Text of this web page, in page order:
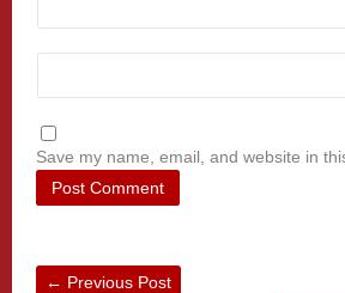
Save my name, email, and website in
← Previous Post